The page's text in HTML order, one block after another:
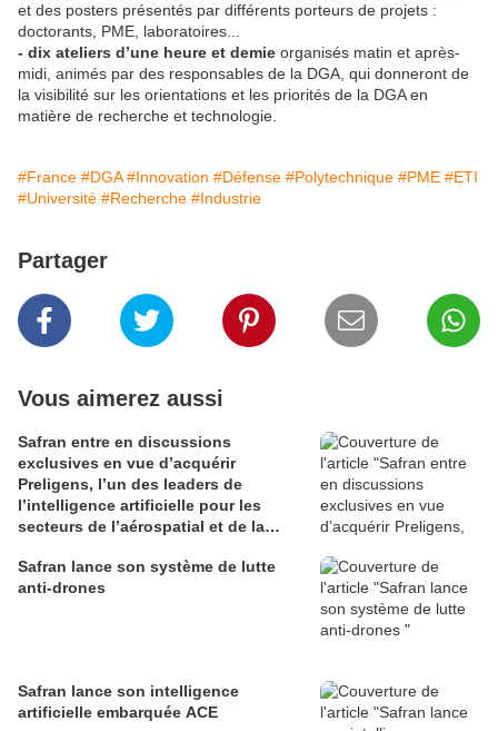
et des posters présentés par différents porteurs de projets :
doctorants, PME, laboratoires...
- dix ateliers d’une heure et demie organisés matin et après-
midi, animés par des responsables de la DGA, qui donneront de
la visibilité sur les orientations et les priorités de la DGA en
matière de recherche et technologie.
#France #DGA #Innovation #Défense #Polytechnique #PME #ETI
#Université #Recherche #Industrie
Partager
Vous aimerez aussi
Safran entre en discussions
exclusives en vue d’acquérir
Preligens, l’un des leaders de
l’intelligence artificielle pour les
secteurs de l’aérospatial et de la
Safran lance son système de lutte
anti-drones
Safran lance son intelligence
artificielle embarquée ACE